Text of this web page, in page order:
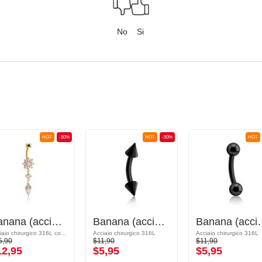
No Si
-50%
HOT
Banana (acciaio chirurgico, oro, finitura lucida) con cristallini
-50%
HOT
Banana (acciaio chirurgico, nero, finitura lucida) con coni
Acciaio chirurgico 316L
$11,90
$5,95
HOT
Banana
Acciaio chirurgico 316L
$11,90
$5,95